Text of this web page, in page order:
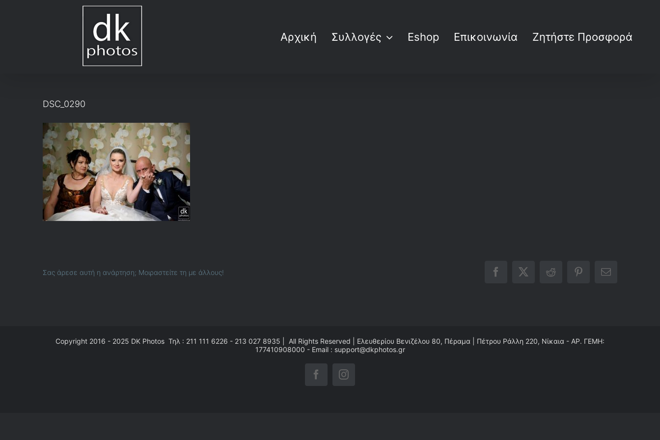
Αρχική Συλλογές Eshop Επικοινωνία Ζητήστε Προσφορά
DSC_0290
Σας άρεσε αυτή η ανάρτηση; Μοιραστείτε τη με άλλους! Facebook
X RedditPinterestEmail
Copyright 2016 - 2025 DK Photos Τηλ : 211 111 6226 - 213 027 8935 | All Rights Reserved | Ελευθερίου Βενιζέλου 80, Πέραμα | Πέτρου Ράλλη 220, Νίκαια - ΑΡ. ΓΕΜΗ:
177410908000 - Email : support@dkphotos.gr
FacebookInstagram